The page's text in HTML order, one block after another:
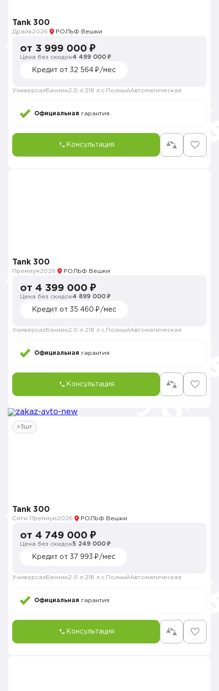
Tank 300
Драйв2026 РОЛЬФ Вешки
от 3 999 000 ₽
Цена без скидок4 499 000 ₽
Кредит от 32 564 ₽/мес
Универсал Бензин2.0 л. 218 л.с. ПолныйАвтоматическая
Официальная гарантия
Консультация
Tank 300
Премиум2026 РОЛЬФ Вешки
от 4 399 000 ₽
Цена без скидок4 899 000 ₽
Кредит от 35 460 ₽/мес
Универсал Бензин2.0 л. 218 л.с. ПолныйАвтоматическая
Официальная гарантия
Консультация
>3шт
Tank 300
Сити Премиум2026 РОЛЬФ Вешки
от 4 749 000 ₽
Цена без скидок5 249 000 ₽
Кредит от 37 993 ₽/мес
Универсал Бензин2.0 л. 218 л.с. ПолныйАвтоматическая
Официальная гарантия
Консультация